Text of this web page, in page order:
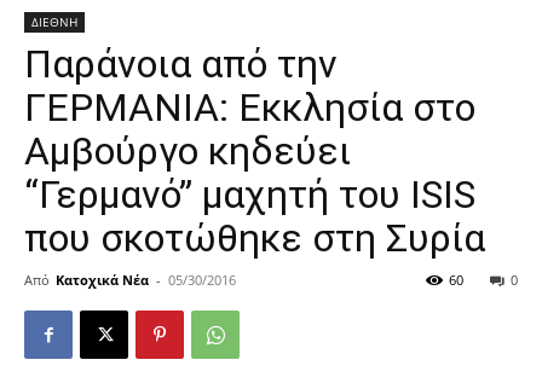
ΔΙΕΘΝΗ
Παράνοια από την
ΓΕΡΜΑΝΙΑ: Εκκλησία στο
Αμβούργο κηδεύει
“Γερμανό” μαχητή του ISIS
που σκοτώθηκε στη Συρία
Από Κατοχικά Νέα - 05/30/2016 0
60